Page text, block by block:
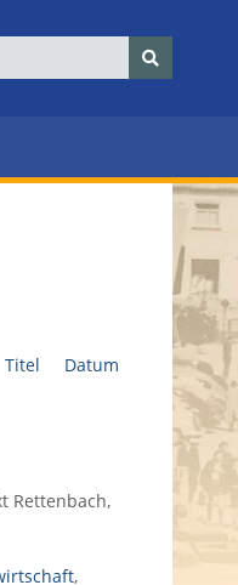
Titel Datum
Rettenbach,
,